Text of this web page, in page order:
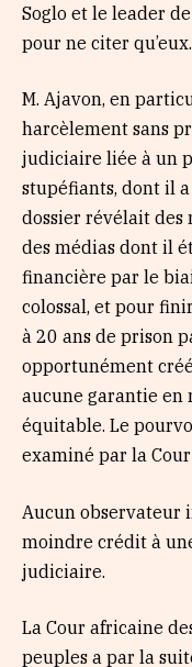
Soglo et le leader
pour ne citer qu’eux.
M. Ajavon, en
harcèlement sans
judiciaire liée à un
stupéfiants, dont il
dossier révélait des
des médias dont il
financière par le
colossal, et pour
à 20 ans de prison
opportunément
aucune garantie en
équitable. Le
examiné par la
Aucun observateur
moindre crédit à
judiciaire.
La Cour africaine
peuples a par la